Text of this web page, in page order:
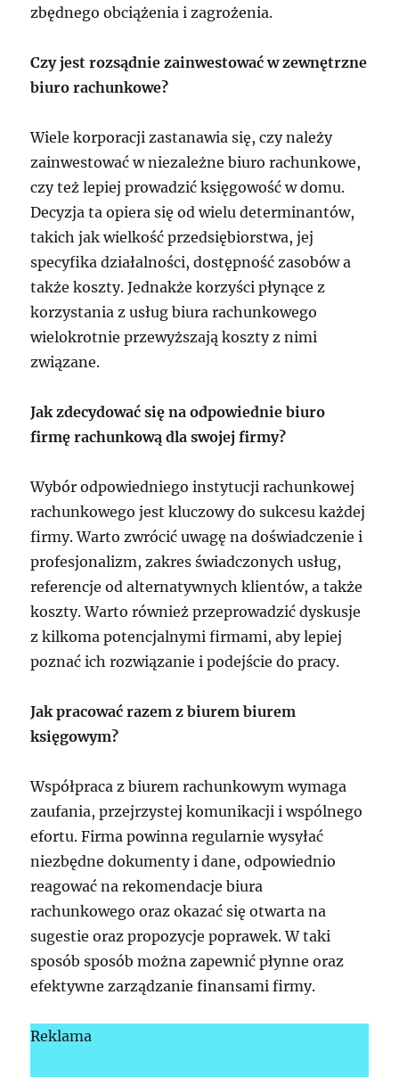
zbędnego obciążenia i zagrożenia.
Czy jest rozsądnie zainwestować w zewnętrzne
biuro rachunkowe?
Wiele korporacji zastanawia się, czy należy
zainwestować w niezależne biuro rachunkowe,
czy też lepiej prowadzić księgowość w domu.
Decyzja ta opiera się od wielu determinantów,
takich jak wielkość przedsiębiorstwa, jej
specyfika działalności, dostępność zasobów a
także koszty. Jednakże korzyści płynące z
korzystania z usług biura rachunkowego
wielokrotnie przewyższają koszty z nimi
związane.
Jak zdecydować się na odpowiednie biuro
firmę rachunkową dla swojej firmy?
Wybór odpowiedniego instytucji rachunkowej
rachunkowego jest kluczowy do sukcesu każdej
firmy. Warto zwrócić uwagę na doświadczenie i
profesjonalizm, zakres świadczonych usług,
referencje od alternatywnych klientów, a także
koszty. Warto również przeprowadzić dyskusje
z kilkoma potencjalnymi firmami, aby lepiej
poznać ich rozwiązanie i podejście do pracy.
Jak pracować razem z biurem biurem
księgowym?
Współpraca z biurem rachunkowym wymaga
zaufania, przejrzystej komunikacji i wspólnego
efortu. Firma powinna regularnie wysyłać
niezbędne dokumenty i dane, odpowiednio
reagować na rekomendacje biura
rachunkowego oraz okazać się otwarta na
sugestie oraz propozycje poprawek. W taki
sposób sposób można zapewnić płynne oraz
efektywne zarządzanie finansami firmy.
Reklama